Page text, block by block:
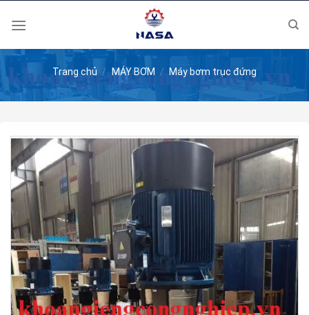
Trang chủ / MÁY BƠM / Máy bơm trục đứng